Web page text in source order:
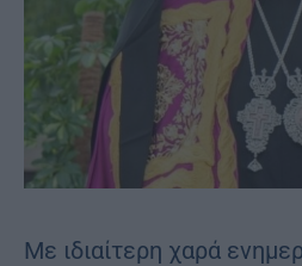
Με ιδιαίτερη χαρά